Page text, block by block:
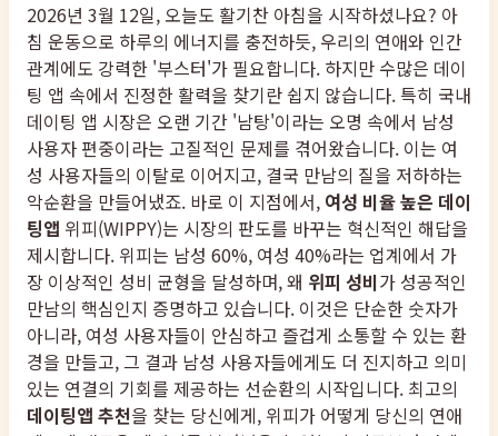
2026년 3월 12일, 오늘도 활기찬 아침을 시작하셨나요? 아
침 운동으로 하루의 에너지를 충전하듯, 우리의 연애와 인간
관계에도 강력한 '부스터'가 필요합니다. 하지만 수많은 데이
팅 앱 속에서 진정한 활력을 찾기란 쉽지 않습니다. 특히 국내
데이팅 앱 시장은 오랜 기간 '남탕'이라는 오명 속에서 남성
사용자 편중이라는 고질적인 문제를 겪어왔습니다. 이는 여
성 사용자들의 이탈로 이어지고, 결국 만남의 질을 저하하는
악순환을 만들어냈죠. 바로 이 지점에서, 여성 비율 높은 데이
팅앱 위피(WIPPY)는 시장의 판도를 바꾸는 혁신적인 해답을
제시합니다. 위피는 남성 60%, 여성 40%라는 업계에서 가
장 이상적인 성비 균형을 달성하며, 왜 위피 성비가 성공적인
만남의 핵심인지 증명하고 있습니다. 이것은 단순한 숫자가
아니라, 여성 사용자들이 안심하고 즐겁게 소통할 수 있는 환
경을 만들고, 그 결과 남성 사용자들에게도 더 진지하고 의미
있는 연결의 기회를 제공하는 선순환의 시작입니다. 최고의
데이팅앱 추천을 찾는 당신에게, 위피가 어떻게 당신의 연애